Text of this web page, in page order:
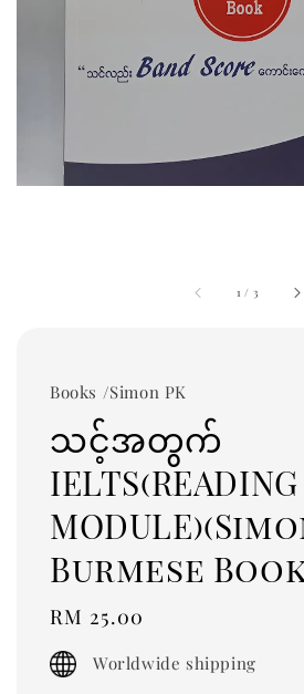
1 / 3
Books /Simon PK
သင့်အတွက်
IELTS(READING
Burmese
Regular
price
RM 25.00
Worldwide shipping